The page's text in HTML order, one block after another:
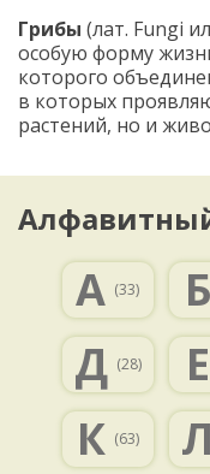
Грибы (лат. Fungi
особую форму
которого
в которых
растений, но и
А (33) Б
Д (28) Е
К (63) Л